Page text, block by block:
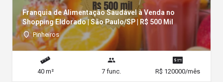
Franquia de Alimentação Saudável à Venda no
Shopping Eldorado | São Paulo/SP | R$ 500 Mil
Pinheiros
40 m² 7 func. R$ 120000/mês